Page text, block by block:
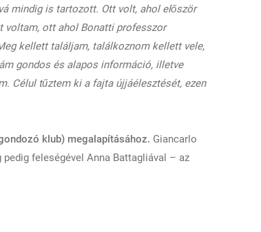
mindig is tartozott. Ott volt, ahol először
voltam, ott ahol Bonatti professzor
kellett találjam, találkoznom kellett vele,
gondos és alapos információ, illetve
Célul tűztem ki a fajta újjáélesztését, ezen
klub) megalapításához. Giancarlo
feleségével Anna Battagliával – az